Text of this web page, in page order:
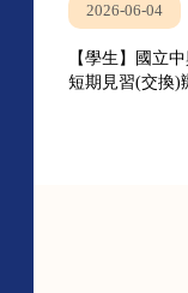
2026-06-04
【學生】國立
短期見習(交換)